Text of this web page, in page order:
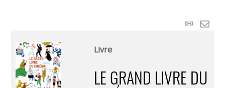
Lien
Livre
LE GRAND LIVRE DU